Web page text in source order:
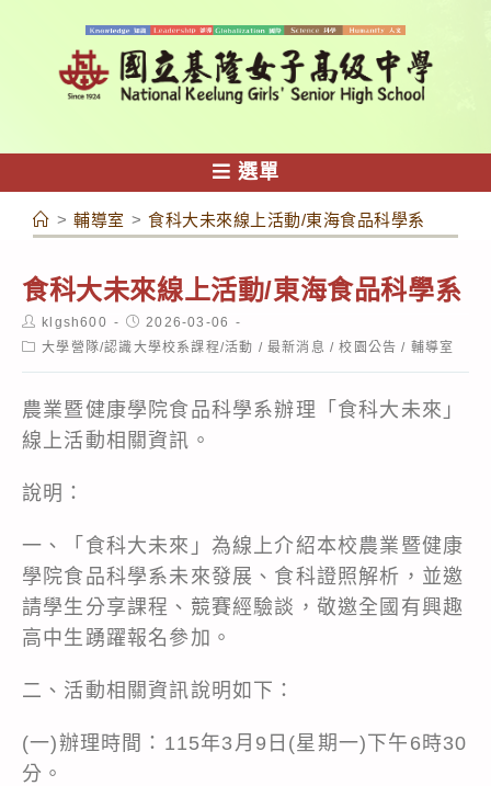
容
選單
> 輔導室 > 食科大未來線上活動/東海食品科學系
食科大未來線上活動/東海食品科學系
Post
author:
klgsh600
Post
published:
2026-03-06
Post大學營隊/認識大學校系課程/活動 / 最新消息 / 校園公告 / 輔導室
農業暨健康學院食品科學系辦理「食科大未來」
線上活動相關資訊。
說明：
一、「食科大未來」為線上介紹本校農業暨健康
學院食品科學系未來發展、食科證照解析，並邀
請學生分享課程、競賽經驗談，敬邀全國有興趣
高中生踴躍報名參加。
二、活動相關資訊說明如下：
(一)辦理時間：115年3月9日(星期一)下午6時30
分。